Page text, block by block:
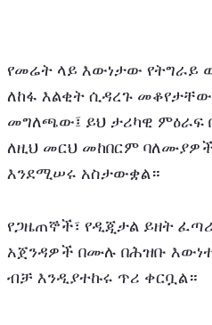
የመሬት ላይ እውነታው የትግራይ
ለከፋ እልቂት ሲዳረጉ
መግለጫው፤ ይህ ታሪካዊ ምዕራፍ
ለዚህ መርህ መከበርም
እንደሚሠሩ አስታውቋል።
የጋዜጠኞች፣ የዲጂታል ይዘት
አጀንዳዎች በሙሉ በሕዝቡ
ብቻ እንዲያተኩሩ ጥሪ ቀርቧል።